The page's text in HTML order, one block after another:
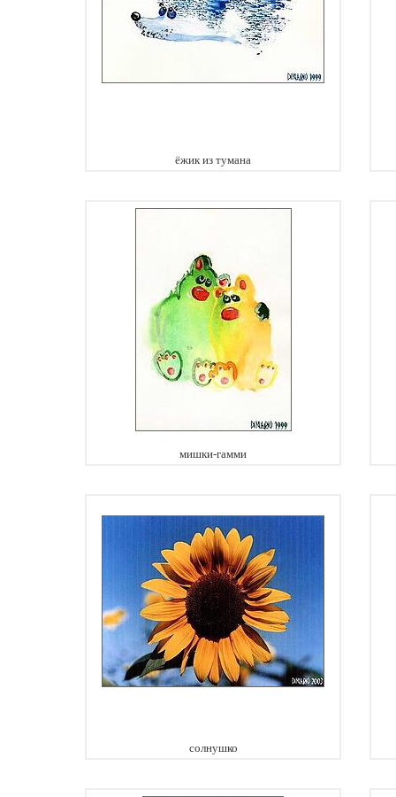
ёжик из тумана
мишки-гамми
солнушко